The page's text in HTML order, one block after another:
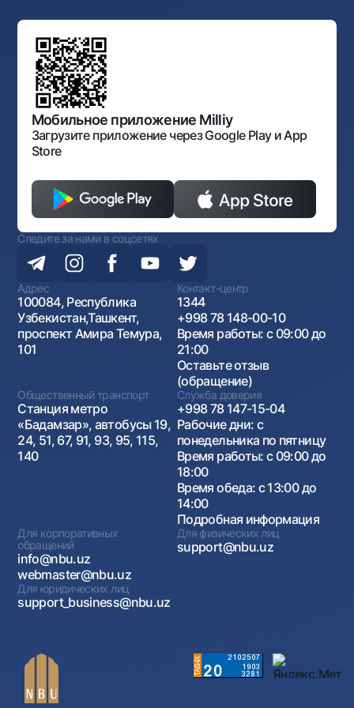
Противодействие коррупции
Фирменный стиль
Карта сайта
Офисы и банкоматы
Согласие на обработку персональных данных
Галерея изобразительного искусства Узбекистана
Типовые договоры
Обсуждение проектов нормативно-правовых
документов
Нормативно-правовые документы
Порядок и режим работы НБУ
Открытые данные
Антимонопольный комплаенс
Мобильное приложение Milliy
Загрузите приложение через Google Play и App
Store
Следите за нами в соцсетях
Адрес
100084, Республика
Узбекистан,Ташкент,
проспект Амира Темура,
101
Контакт-центр
1344
+998 78 148-00-10
Время работы: с 09:00 до
21:00
Оставьте отзыв
(обращение)
Общественный транспорт
Станция метро
«Бадамзар», автобусы 19,
24, 51, 67, 91, 93, 95, 115,
140
Служба доверия
+998 78 147-15-04
Рабочие дни: с
понедельника по пятницу
Время работы: с 09:00 до
18:00
Время обеда: с 13:00 до
14:00
Подробная информация
Для корпоративных
обращений
info@nbu.uz
webmaster@nbu.uz
Для физических лиц
support@nbu.uz
Для юридических лиц
support_business@nbu.uz